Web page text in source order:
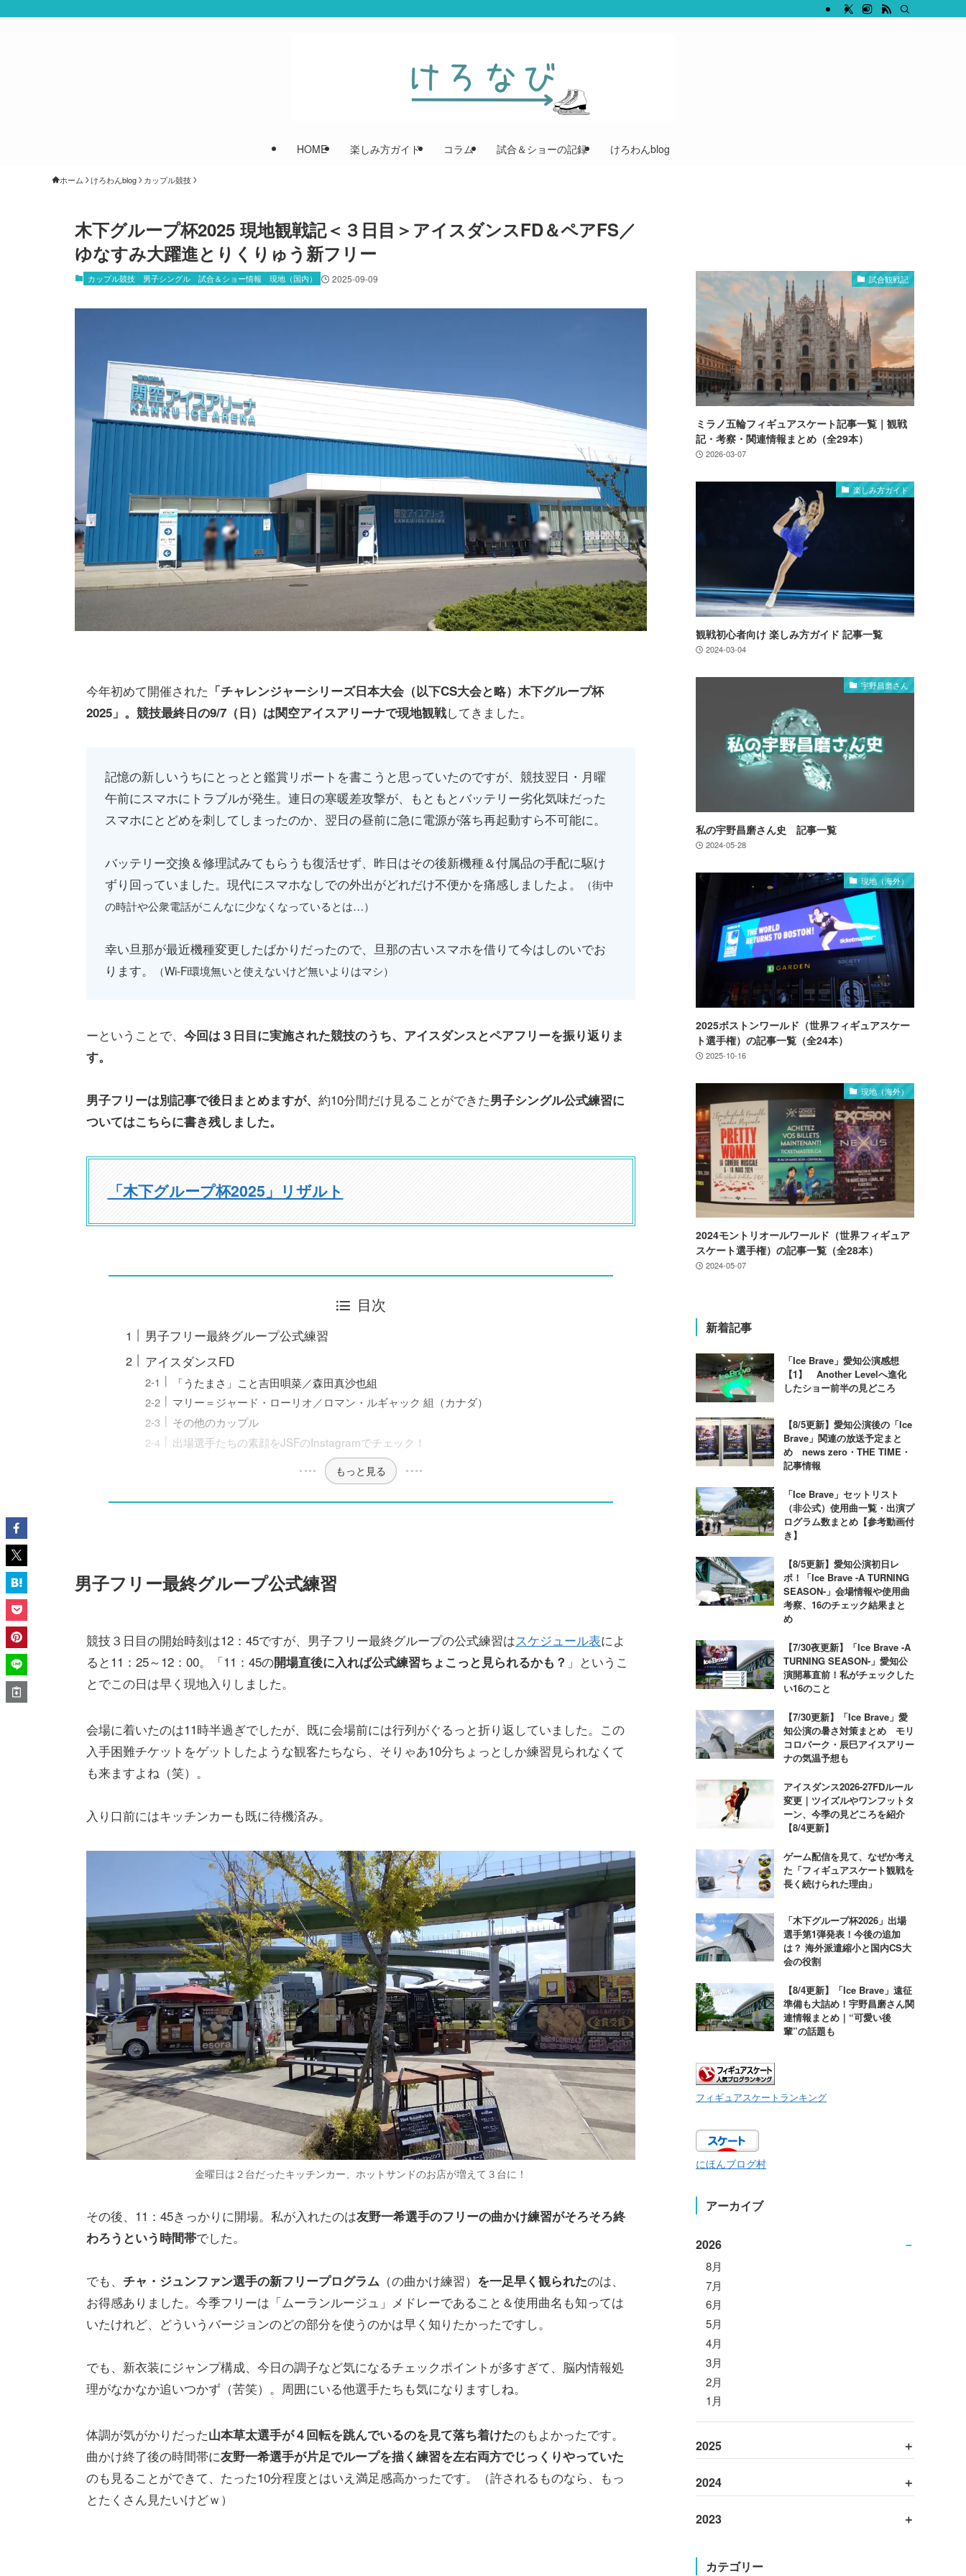
HOME 楽しみ方ガイド コラム 試合＆ショーの記録 けろわんblog
ホーム けろわんblog カップル競技
木下グループ杯2025 現地観戦記＜３日目＞アイスダンスFD＆ペアFS／
ゆなすみ大躍進とりくりゅう新フリー
カップル競技 男子シングル 試合＆ショー情報 現地（国内） 2025-09-09
今年初めて開催された 「チャレンジャーシリーズ日本大会（以下CS大会と略）木下グループ杯
2025」。競技最終日の9/7（日）は関空アイスアリーナで現地観戦してきました。
記憶の新しいうちにとっとと鑑賞リポートを書こうと思っていたのですが、競技翌日・月曜
午前にスマホにトラブルが発生。連日の寒暖差攻撃が、もともとバッテリー劣化気味だった
スマホにとどめを刺してしまったのか、翌日の昼前に急に電源が落ち再起動すら不可能に。
バッテリー交換＆修理試みてもらうも復活せず、昨日はその後新機種＆付属品の手配に駆け
ずり回っていました。現代にスマホなしでの外出がどれだけ不便かを痛感しましたよ。
（街中
の時計や公衆電話がこんなに少なくなっているとは…）
幸い旦那が最近機種変更したばかりだったので、旦那の古いスマホを借りて今はしのいでお
ります。
（Wi-Fi環境無いと使えないけど無いよりはマシ）
ーということで、 今回は３日目に実施された競技のうち、アイスダンスとペアフリーを振り返りま
す。
男子フリーは別記事で後日まとめますが、 約10分間だけ見ることができた男子シングル公式練習に
ついてはこちらに書き残しました。
「木下グループ杯2025」リザルト
目次
男子フリー最終グループ公式練習
アイスダンスFD
「うたまさ」こと吉田唄菜／森田真沙也組
マリー＝ジャード・ローリオ／ロマン・ルギャック 組（カナダ）
その他のカップル
出場選手たちの素顔をJSFのInstagramでチェック！
もっと見る
男子フリー最終グループ公式練習
競技３日目の開始時刻は12：45ですが、男子フリー最終グループの公式練習はスケジュール表によ
ると11：25～12：00。「11：45の開場直後に入れば公式練習ちょこっと見られるかも？ 」というこ
とでこの日は早く現地入りしました。
会場に着いたのは11時半過ぎでしたが、既に会場前には行列がぐるっと折り返していました。この
入手困難チケットをゲットしたような観客たちなら、そりゃあ10分ちょっとしか練習見られなくて
も来ますよね（笑）。
入り口前にはキッチンカーも既に待機済み。
金曜日は２台だったキッチンカー、ホットサンドのお店が増えて３台に！
その後、11：45きっかりに開場。私が入れたのは友野一希選手のフリーの曲かけ練習がそろそろ終
わろうという時間帯でした。
でも、 チャ・ジュンファン選手の新フリープログラム （の曲かけ練習） を一足早く観られたのは、
お得感ありました。今季フリーは「ムーランルージュ」メドレーであること＆使用曲名も知っては
いたけれど、どういうバージョンのどの部分を使うのかは早く知りたかったですし。
でも、新衣装にジャンプ構成、今日の調子など気になるチェックポイントが多すぎて、脳内情報処
理がなかなか追いつかず（苦笑）。周囲にいる他選手たちも気になりますしね。
体調が気がかりだった山本草太選手が４回転を跳んでいるのを見て落ち着けたのもよかったです。
曲かけ終了後の時間帯に友野一希選手が片足でループを描く練習を左右両方でじっくりやっていた
のも見ることができて、たった10分程度とはいえ満足感高かったです。（許されるものなら、もっ
とたくさん見たいけどｗ）
試合観戦記
ミラノ五輪フィギュアスケート記事一覧｜観戦
記・考察・関連情報まとめ（全29本）
2026-03-07
楽しみ方ガイド
観戦初心者向け 楽しみ方ガイド 記事一覧
2024-03-04
宇野昌磨さん
私の宇野昌磨さん史 記事一覧
2024-05-28
現地（海外）
2025ボストンワールド（世界フィギュアスケー
ト選手権）の記事一覧（全24本）
2025-10-16
現地（海外）
2024モントリオールワールド（世界フィギュア
スケート選手権）の記事一覧（全28本）
2024-05-07
新着記事
「Ice Brave」愛知公演感想
【1】 Another Levelへ進化
したショー前半の見どころ
【8/5更新】愛知公演後の「Ice
Brave」関連の放送予定まと
め news zero・THE TIME・
記事情報
「Ice Brave」セットリスト
（非公式）使用曲一覧・出演プ
ログラム数まとめ【参考動画付
き】
【8/5更新】愛知公演初日レ
ポ！「Ice Brave -A TURNING
SEASON-」会場情報や使用曲
考察、16のチェック結果まと
め
【7/30夜更新】「Ice Brave -A
TURNING SEASON-」愛知公
演開幕直前！私がチェックした
い16のこと
【7/30更新】「Ice Brave」愛
知公演の暑さ対策まとめ モリ
コロパーク・辰巳アイスアリー
ナの気温予想も
アイスダンス2026-27FDルール
変更｜ツイズルやワンフットタ
ーン、今季の見どころを紹介
【8/4更新】
ゲーム配信を見て、なぜか考え
た「フィギュアスケート観戦を
長く続けられた理由」
「木下グループ杯2026」出場
選手第1弾発表！今後の追加
は？ 海外派遣縮小と国内CS大
会の役割
【8/4更新】「Ice Brave」遠征
準備も大詰め！宇野昌磨さん関
連情報まとめ｜“可愛い後
輩”の話題も
フィギュアスケートランキング
にほんブログ村
アーカイブ
2026
8月
7月
6月
5月
4月
3月
2月
1月
2025
2024
2023
カテゴリー